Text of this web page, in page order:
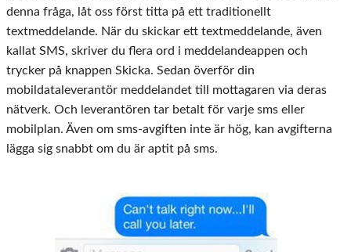
denna fråga, låt oss först titta på ett traditionellt
textmeddelande. När du skickar ett textmeddelande, även
kallat SMS, skriver du flera ord i meddelandeappen och
trycker på knappen Skicka. Sedan överför din
mobildataleverantör meddelandet till mottagaren via deras
nätverk. Och leverantören tar betalt för varje sms eller
mobilplan. Även om sms-avgiften inte är hög, kan avgifterna
lägga sig snabbt om du är aptit på sms.